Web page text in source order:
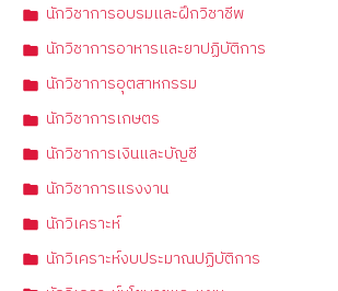
นักวิชาการอบรมและฝึกวิชาชีพ
นักวิชาการอาหารและยาปฏิบัติการ
นักวิชาการอุตสาหกรรม
นักวิชาการเกษตร
นักวิชาการเงินและบัญชี
นักวิชาการแรงงาน
นักวิเคราะห์
นักวิเคราะห์งบประมาณปฏิบัติการ